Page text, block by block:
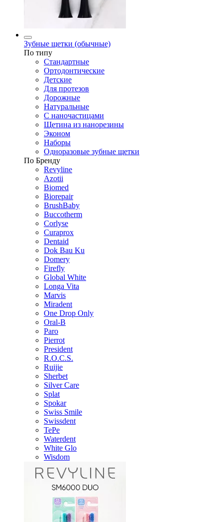
Зубные щетки (обычные)
По типу
Стандартные
Ортодонтические
Детские
Для протезов
Дорожные
Натуральные
С наночастицами
Щетина из нанорезины
Эконом
Наборы
Одноразовые зубные щетки
По Бренду
Revyline
Azotii
Biomed
Biorepair
BrushBaby
Buccotherm
Corlyse
Curaprox
Dentaid
Dok Bau Ku
Domery
Firefly
Global White
Longa Vita
Marvis
Miradent
One Drop Only
Oral-B
Paro
Pierrot
President
R.O.C.S.
Ruijie
Sherbet
Silver Care
Splat
Spokar
Swiss Smile
Swissdent
TePe
Waterdent
White Glo
Wisdom